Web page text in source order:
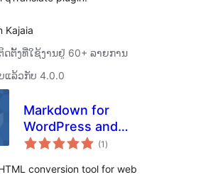
Kajaia
ດຕັ້ງທີ່ໃຊ້ງານຢູ່ 60+ ລາຍການ
ແລ້ວກັບ 4.0.0
Markdown for
WordPress and
bbPress
(1 ຄະແນນ
ທັງໝົດ
)
conversion tool for web